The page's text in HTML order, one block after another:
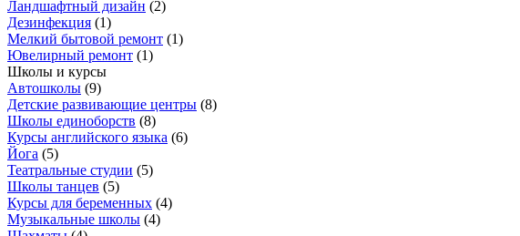
Ландшафтный дизайн (2)
Дезинфекция (1)
Мелкий бытовой ремонт (1)
Ювелирный ремонт (1)
Школы и курсы
Автошколы (9)
Детские развивающие центры (8)
Школы единоборств (8)
Курсы английского языка (6)
Йога (5)
Театральные студии (5)
Школы танцев (5)
Курсы для беременных (4)
Музыкальные школы (4)